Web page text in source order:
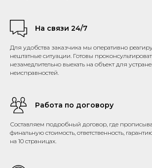
На связи 24/7
Для удобства заказчика мы оперативно
нештатные ситуации. Готовы
незамедлительно выехать на объект для
неисправностей.
Работа по договору
Составляем подробный договор, где
финальную стоимость, ответственность,
на 10 страницах.